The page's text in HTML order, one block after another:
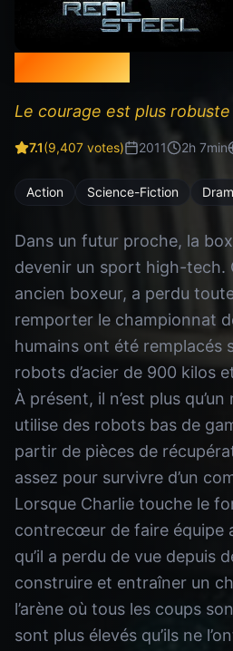
Le courage est plus
7.1(9,407 votes) 2011 2h 7min
Action Science-Fiction
Dans un futur proche, la
devenir un sport high-tech.
ancien boxeur, a perdu
remporter le championnat
humains ont été remplacés
robots d’acier de 900 kilos
À présent, il n’est plus
utilise des robots bas de
partir de pièces de
assez pour survivre d’un
Lorsque Charlie touche le
contrecœur de faire équipe
qu’il a perdu de vue depuis
construire et entraîner un
l’arène où tous les coups
sont plus élevés qu’ils ne